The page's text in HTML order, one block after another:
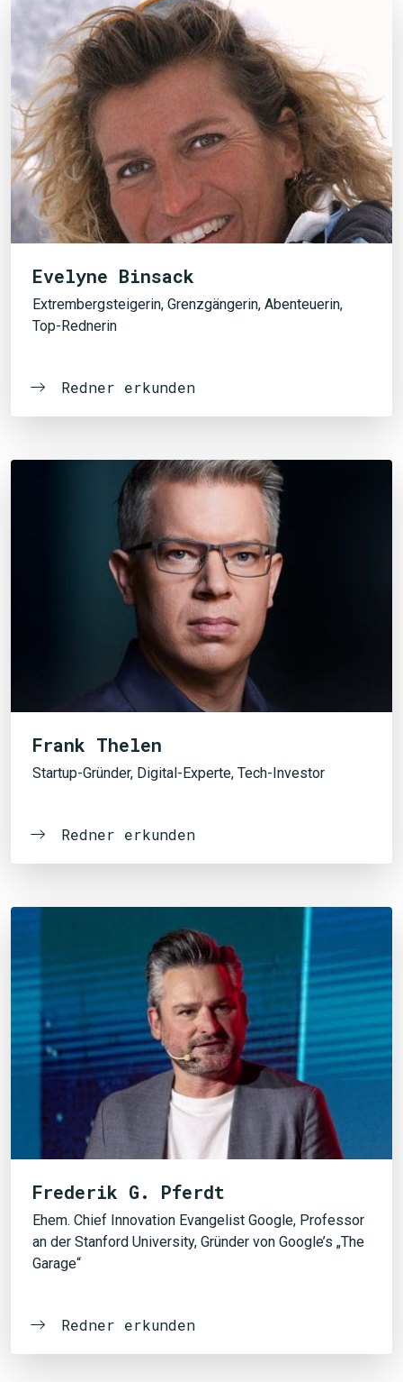
Evelyne Binsack
Extrembergsteigerin, Grenzgängerin, Abenteuerin,
Top-Rednerin
Redner erkunden
Frank Thelen
Startup-Gründer, Digital-Experte, Tech-Investor
Redner erkunden
Frederik G. Pferdt
Ehem. Chief Innovation Evangelist Google, Professor
an der Stanford University, Gründer von Google’s „The
Garage“
Redner erkunden